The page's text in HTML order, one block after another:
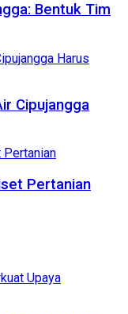
Bentuk Tim
Cipujangga
Pertanian